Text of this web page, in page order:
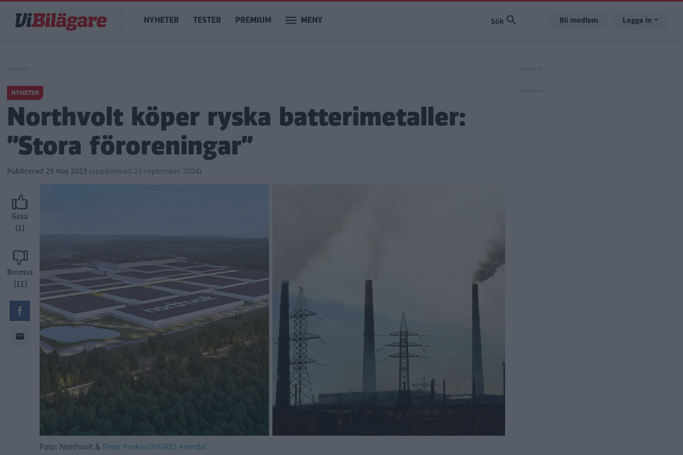
huvudinnehåll
Main
navigation
NYHETER TESTER PREMIUM MENY Bli medlem Logga in
NYHETER
Northvolt köper ryska batterimetaller:
”Stora föroreningar”
Publicerad 29 maj 2023 (uppdaterad 23 september 2024)
Gasa
(1)
Bromsa
(11)
Foto: Northvolt & Peter Prokosch/GRID-Arendal